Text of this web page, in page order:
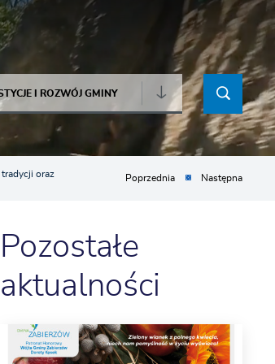
I ROZWÓJ GMINY
oraz
Poprzednia Następna
Pozostałe
aktualności